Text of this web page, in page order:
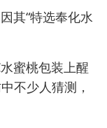
其“特选奉化水
蜜桃包装上醒
不少人猜测，